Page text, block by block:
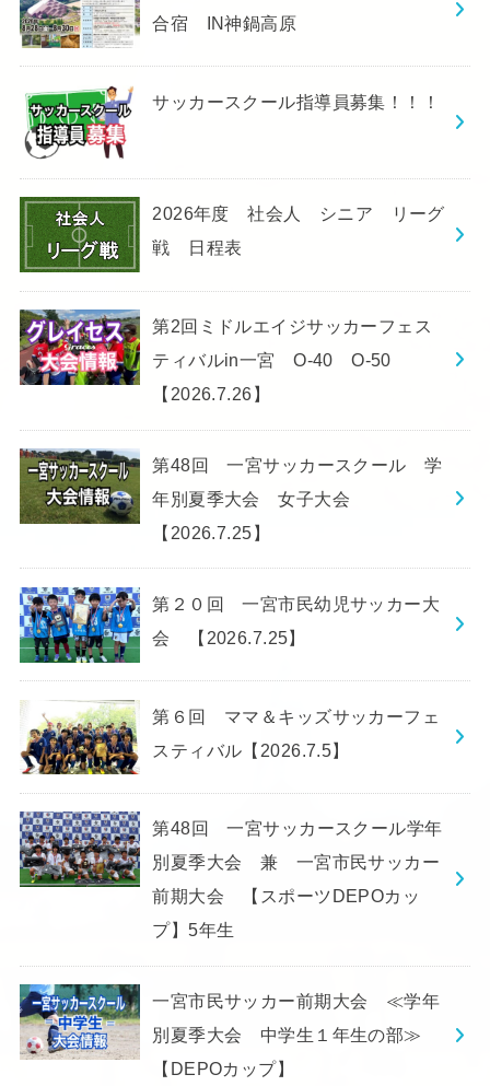
合宿 IN神鍋高原
サッカースクール指導員募集！！！
2026年度 社会人 シニア リーグ
戦 日程表
第2回ミドルエイジサッカーフェス
ティバルin一宮 O-40 O-50
【2026.7.26】
第48回 一宮サッカースクール 学
年別夏季大会 女子大会
【2026.7.25】
第２０回 一宮市民幼児サッカー大
会 【2026.7.25】
第６回 ママ＆キッズサッカーフェ
スティバル【2026.7.5】
第48回 一宮サッカースクール学年
別夏季大会 兼 一宮市民サッカー
前期大会 【スポーツDEPOカッ
プ】5年生
一宮市民サッカー前期大会 ≪学年
別夏季大会 中学生１年生の部≫
【DEPOカップ】